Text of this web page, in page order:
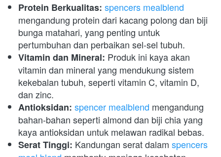
Protein Berkualitas: spencers mealblend
mengandung protein dari kacang polong dan biji
bunga matahari, yang penting untuk
pertumbuhan dan perbaikan sel-sel tubuh.
Vitamin dan Mineral: Produk ini kaya akan
vitamin dan mineral yang mendukung sistem
kekebalan tubuh, seperti vitamin C, vitamin D,
dan zinc.
Antioksidan: spencer mealblend mengandung
bahan-bahan seperti almond dan biji chia yang
kaya antioksidan untuk melawan radikal bebas.
Serat Tinggi: Kandungan serat dalam spencers